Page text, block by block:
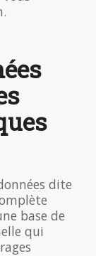
dite
base de
qui